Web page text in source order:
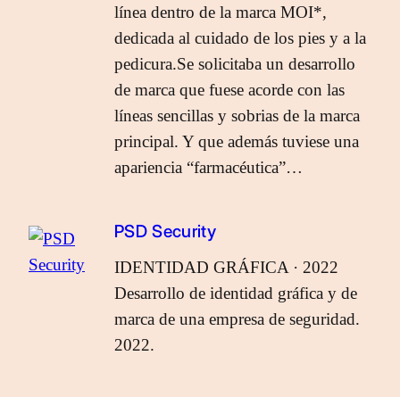
línea dentro de la marca MOI*,
dedicada al cuidado de los pies y a la
pedicura.Se solicitaba un desarrollo
de marca que fuese acorde con las
líneas sencillas y sobrias de la marca
principal. Y que además tuviese una
apariencia “farmacéutica”…
PSD Security
IDENTIDAD GRÁFICA · 2022
Desarrollo de identidad gráfica y de
marca de una empresa de seguridad.
2022.